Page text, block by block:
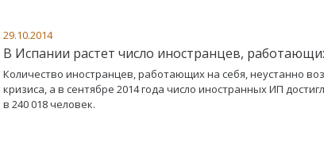
29.10.2014
В Испании растет число иностранцев,
Количество иностранцев, работающих на себя, неустанно
кризиса, а в сентябре 2014 года число иностранных ИП
в 240 018 человек.